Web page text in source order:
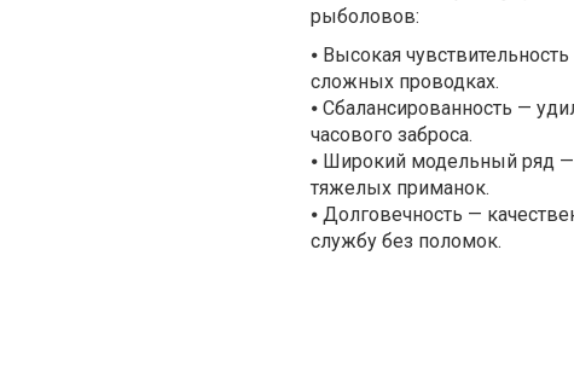
рыболовов:
⦁ Высокая
сложных проводках.
⦁ Сбалансированность —
часового заброса.
⦁ Широкий модельный ряд —
тяжелых приманок.
⦁ Долговечность —
службу без поломок.